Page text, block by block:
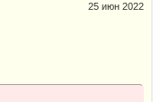
25 июн 2022